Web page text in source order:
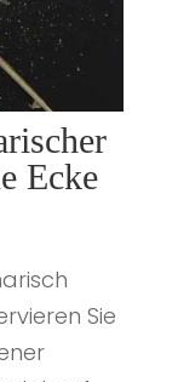
Ecke
Sie